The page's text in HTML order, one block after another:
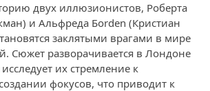
двух иллюзионистов, Роберта
и Альфреда Бorden (Кристиан
заклятыми врагами в мире
Сюжет разворачивается в Лондоне
их стремление к
фокусов, что приводит к